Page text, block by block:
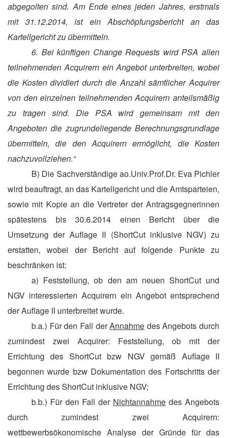
abgegolten sind. Am Ende eines jeden Jahres, erstmals
mit 31.12.2014, ist ein Abschöpfungsbericht an das
Kartellgericht zu übermitteln.
6. Bei künftigen Change Requests wird PSA allen
teilnehmenden Acquirern ein Angebot unterbreiten, wobei
die Kosten dividiert durch die Anzahl sämtlicher Acquirer
von den einzelnen teilnehmenden Acquirern anteilsmäßig
zu tragen sind. Die PSA wird gemeinsam mit den
Angeboten die zugrundeliegende Berechnungsgrundlage
übermitteln, die den Acquirern ermöglicht, die Kosten
nachzuvollziehen.“
B) Die Sachverständige ao.Univ.Prof.Dr. Eva Pichler
wird beauftragt, an das Kartellgericht und die Amtsparteien,
sowie mit Kopie an die Vertreter der Antragsgegnerinnen
spätestens bis 30.6.2014 einen Bericht über die
Umsetzung der Auflage II (ShortCut inklusive NGV) zu
erstatten, wobei der Bericht auf folgende Punkte zu
beschränken ist:
a) Feststellung, ob den am neuen ShortCut und
NGV interessierten Acquirern ein Angebot entsprechend
der Auflage II unterbreitet wurde.
b.a.) Für den Fall derAnnahme des Angebots durch
zumindest zwei Acquirer: Feststellung, ob mit der
Errichtung des ShortCut bzw NGV gemäß Auflage II
begonnen wurde bzw Dokumentation des Fortschritts der
Errichtung des ShortCut inklusive NGV;
b.b.) Für den Fall der Nichtannahme des Angebots
durch zumindest zwei Acquirern:
wettbewerbsökonomische Analyse der Gründe für das